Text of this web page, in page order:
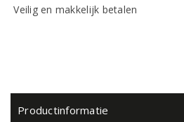
Veilig en makkelijk betalen
Productinformatie